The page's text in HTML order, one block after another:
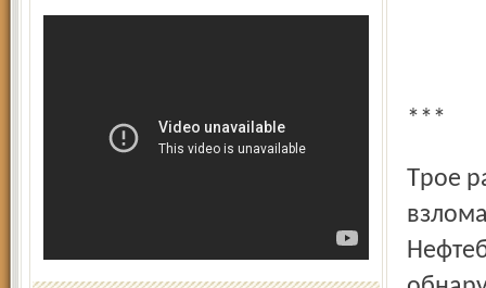
***
Трое ранее судимых жителей Фрунзенского района